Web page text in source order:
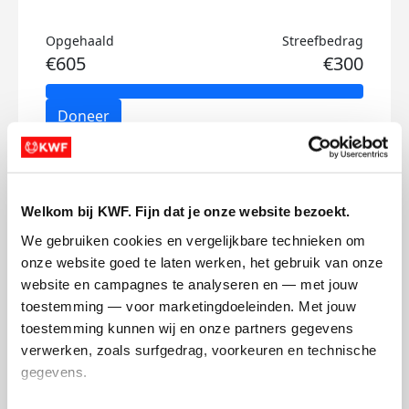
Welkom bij KWF. Fijn dat je onze website bezoekt.
We gebruiken cookies en vergelijkbare technieken om
onze website goed te laten werken, het gebruik van onze
website en campagnes te analyseren en — met jouw
toestemming — voor marketingdoeleinden. Met jouw
toestemming kunnen wij en onze partners gegevens
verwerken, zoals surfgedrag, voorkeuren en technische
gegevens.
Opgehaald
€605
Streefbedrag
€300
Doneer
Meis's badges